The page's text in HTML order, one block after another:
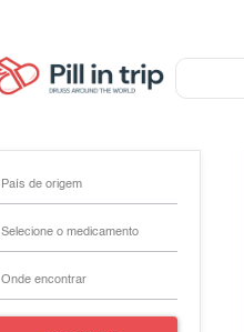
País de origem
Selecione o medicamento
Onde encontrar